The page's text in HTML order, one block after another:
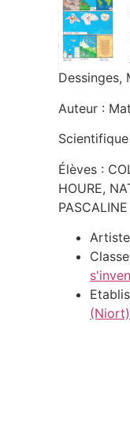
Dessinges,
Auteur :
Élèves :
HOURE,
(Niort)